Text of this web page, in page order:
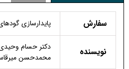
سفارش پایدارسازی
نویسنده
دکتر حسام
محمدحسن